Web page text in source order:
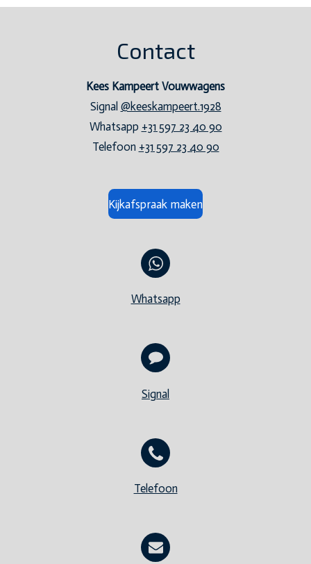
Contact
Kees Kampeert Vouwwagens
Signal @keeskampeert.1928
Whatsapp +31 597 23 40 90
Telefoon +31 597 23 40 90
Kijkafspraak maken
Whatsapp
Signal
Telefoon